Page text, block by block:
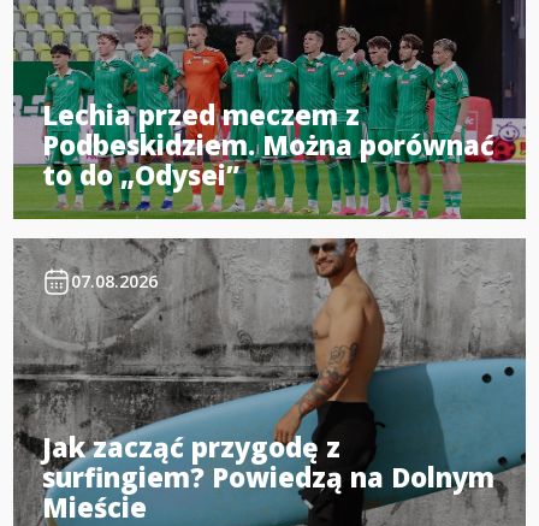
Lechia przed meczem z
Podbeskidziem. Można porównać
to do „Odysei”
07.08.2026
Jak zacząć przygodę z
surfingiem? Powiedzą na Dolnym
Mieście